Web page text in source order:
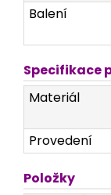
Balení
Specifikace
Materiál
Provedení
Položky